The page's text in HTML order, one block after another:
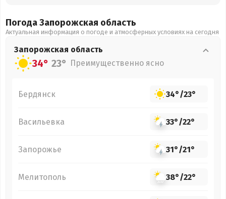
Погода Запорожская область
Актуальная информация о погоде и атмосферных условиях на сегодня
Запорожская область
34° 23° Преимущественно ясно
Бердянск 34°/23°
Васильевка 33°/22°
Запорожье 31°/21°
Мелитополь 38°/22°